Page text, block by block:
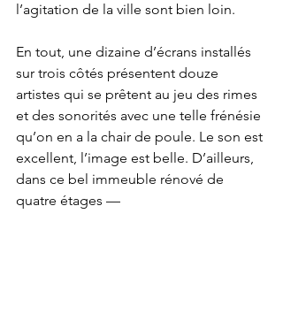
l’agitation de la ville sont bien loin.
En tout, une dizaine d’écrans installés
sur trois côtés présentent douze
artistes qui se prêtent au jeu des rimes
et des sonorités avec une telle frénésie
qu’on en a la chair de poule. Le son est
excellent, l’image est belle. D’ailleurs,
dans ce bel immeuble rénové de
quatre étages —